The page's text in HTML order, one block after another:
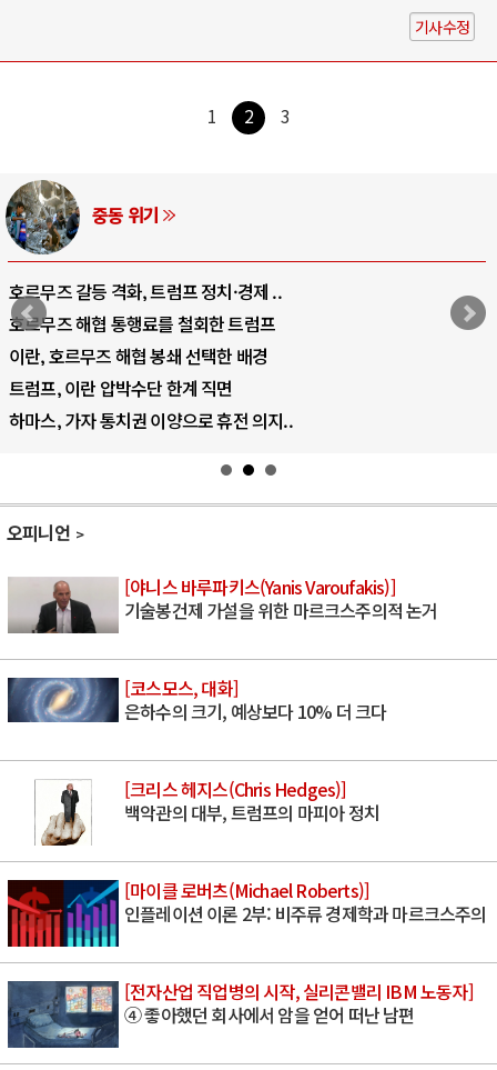
기사수정
1 2 3
중동 위기
호르무즈 갈등 격화, 트럼프 정치·경제 ..
호르무즈 해협 통행료를 철회한 트럼프
이란, 호르무즈 해협 봉쇄 선택한 배경
트럼프, 이란 압박수단 한계 직면
하마스, 가자 통치권 이양으로 휴전 의지..
오피니언
[야니스 바루파키스(Yanis Varoufakis)]
기술봉건제 가설을 위한 마르크스주의적 논거
[코스모스, 대화]
은하수의 크기, 예상보다 10% 더 크다
[크리스 헤지스(Chris Hedges)]
백악관의 대부, 트럼프의 마피아 정치
[마이클 로버츠(Michael Roberts)]
인플레이션 이론 2부: 비주류 경제학과 마르크스주의
[전자산업 직업병의 시작, 실리콘밸리 IBM 노동자]
④ 좋아했던 회사에서 암을 얻어 떠난 남편